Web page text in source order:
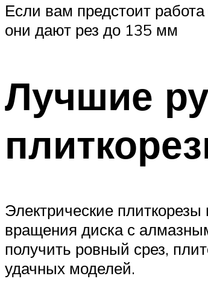
Если вам предстоит
они дают рез до 135 мм
Лучшие
Электрические
вращения диска с
получить ровный срез,
удачных моделей.